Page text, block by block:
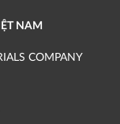
NAM
COMPANY